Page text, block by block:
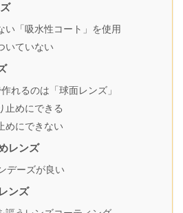
い「吸水性コート」を使用
いていない
れるのは「球面レンズ」
止めにできる
めにできない
レンズ
デーズが良い
ンズ